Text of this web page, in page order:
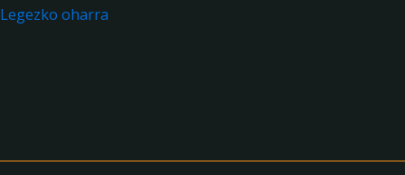
Legezko oharra